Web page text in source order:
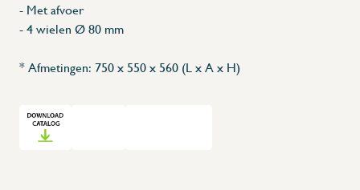
- Met afvoer
- 4 wielen Ø 80 mm
* Afmetingen: 750 x 550 x 560 (L x A x H)